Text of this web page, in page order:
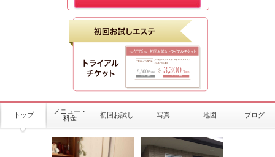
トップ
メニュー・
料金
初回お試し 写真 地図 ブログ